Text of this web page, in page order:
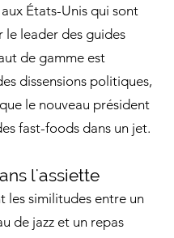
États-Unis qui sont
le leader des guides
de gamme est
dissensions politiques,
le nouveau président
fast-foods dans un jet.
l'assiette
les similitudes entre un
de jazz et un repas